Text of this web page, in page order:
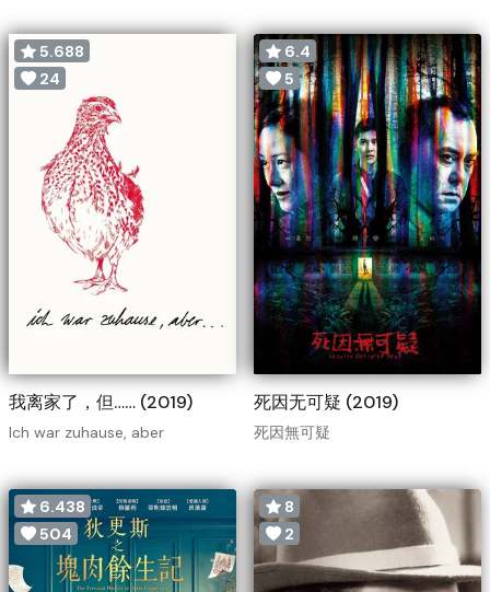
5.688
24
我离家了，但…… (2019)
Ich war zuhause, aber
6.4
5
死因无可疑 (2019)
死因無可疑
6.438
504
8
2